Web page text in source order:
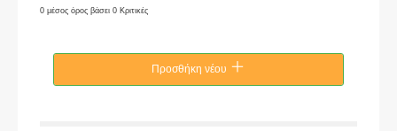
0 μέσος όρος βάσει 0 Κριτικές
Προσθήκη νέου